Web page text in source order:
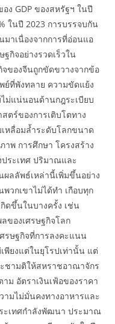
ง GDP ของสหรัฐฯ ในปี
ในปี 2023 การบรรจบกัน
าเนื่องจากการที่อ่อนแอ
ฐกิจอย่างรวดเร็วใน
จของจีนถูกขัดขวางจากข้อ
ย์ที่พังทลาย ความขัดแย้ง
ม่แน่นอนด้านกฎระเบียบ
ตร์ของการเติบโตทาง
หลื่อมล้ำระดับโลกขนาด
พ การศึกษา โครงสร้าง
ระเทศ ปริมาณและ
ลลัพธ์เหล่านี้เพิ่มขึ้นอย่าง
วกเขาไม่ได้ทำ เกือบทุก
ดขึ้นในบางครั้ง เช่น
ของเศรษฐกิจโลก
รษฐกิจที่การลงคะแนน
พียงแต่ในยุโรปเท่านั้น แต่
ชามติให้สหราชอาณาจักร
ม อัตราเงินเฟ้อของราคา
มไม่มั่นคงทางอาหารและ
ะเทศกำลังพัฒนา ประมาณ